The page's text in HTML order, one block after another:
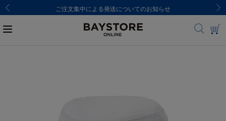
ご注文集中による発送についてのお知らせ